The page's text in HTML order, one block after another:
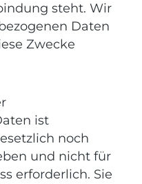
steht. Wir
Daten
Zwecke
ist
noch
und nicht für
erforderlich. Sie